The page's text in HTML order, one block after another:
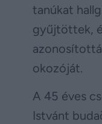
tanúkat
gyűjtöttek,
okozóját.
A 45 éves
Istvánt